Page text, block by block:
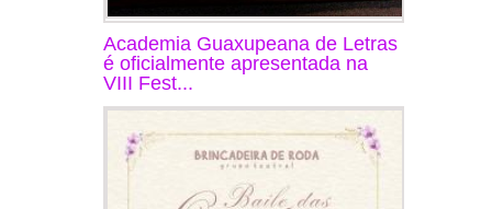
Academia Guaxupeana de Letras
é oficialmente apresentada na
VIII Fest...